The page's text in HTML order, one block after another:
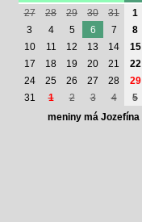
27
28 29 30 31 1
3
4 5 6 7 8
10
11 12 13 14 15
17
18 19 20 21 22
24
25 26 27 28 29
31
1 2 3 4 5
meniny má Jozefína